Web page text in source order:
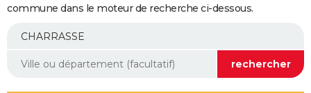
Essais
Réserver un essai
Citadines
Berlines
SUV
Forum auto
+
Mobiles
Meilleur smartphone
Internet
Ordinateurs
Jeux vidéo
Guide high-tech
Aménagement intérieur
commune dans le moteur de recherche ci-dessous.